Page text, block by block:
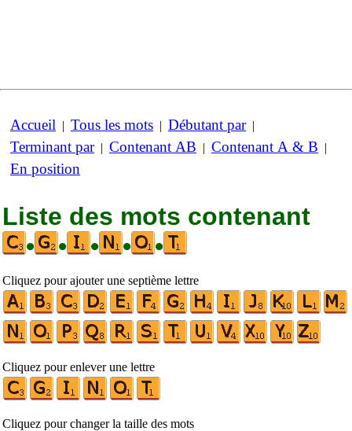
Accueil | Tous les mots | Débutant par|
Terminant par| Contenant AB | Contenant A & B |
En position
Liste des mots contenant
•
• • • •
Cliquez pour ajouter une septième lettre
Cliquez pour enlever une lettre
Cliquez pour changer la taille des mots